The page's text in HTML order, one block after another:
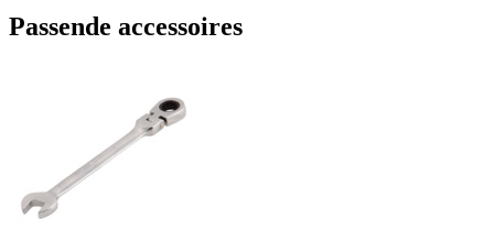
Passende accessoires